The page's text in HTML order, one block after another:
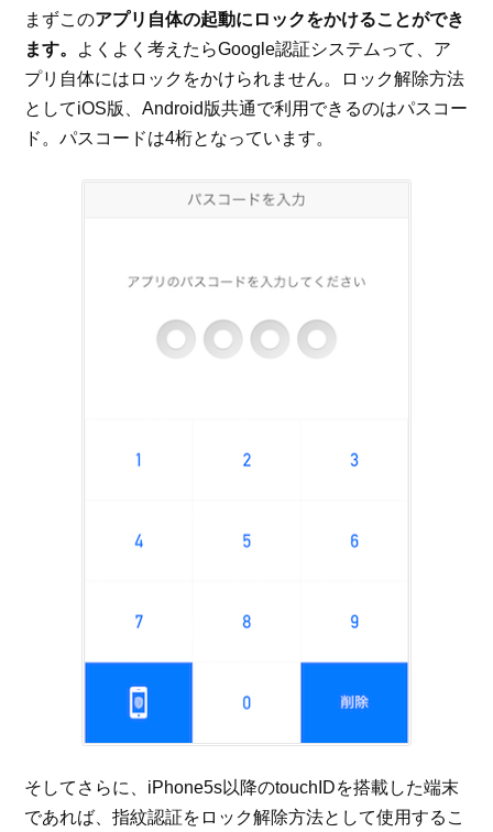
まずこのアプリ自体の起動にロックをかけることができ
ます。 よくよく考えたらGoogle認証システムって、ア
プリ自体にはロックをかけられません。ロック解除方法
としてiOS版、Android版共通で利用できるのはパスコー
ド。パスコードは4桁となっています。
そしてさらに、iPhone5s以降のtouchIDを搭載した端末
であれば、指紋認証をロック解除方法として使用するこ